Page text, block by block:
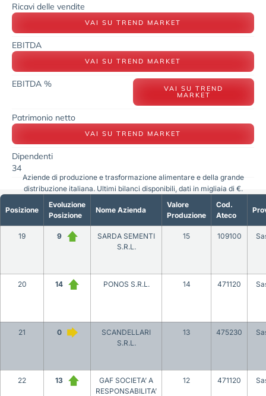
Ricavi delle vendite
VAI SU TREND MARKET
EBITDA
VAI SU TREND MARKET
EBITDA % VAI SU TREND
MARKET
Patrimonio netto
VAI SU TREND MARKET
Dipendenti
34
Posizione
Evoluzione
Posizione
Nome Azienda
Valore
Produzione
Cod.
Ateco
19 9
SARDA SEMENTI
S.R.L.
15 109100
20 14 PONOS S.R.L. 14 471120
21 0
SCANDELLARI
S.R.L.
13 475230
22 13
GAF SOCIETA’ A
RESPONSABILITA’
12 471120
Aziende di produzione e trasformazione alimentare e della grande
distribuzione italiana. Ultimi bilanci disponibili, dati in migliaia di €.